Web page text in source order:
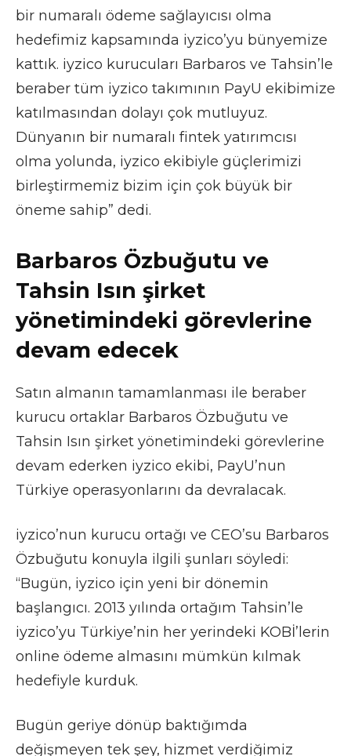
bir numaralı ödeme sağlayıcısı olma
hedefimiz kapsamında iyzico’yu bünyemize
kattık. iyzico kurucuları Barbaros ve Tahsin’le
beraber tüm iyzico takımının PayU ekibimize
katılmasından dolayı çok mutluyuz.
Dünyanın bir numaralı fintek yatırımcısı
olma yolunda, iyzico ekibiyle güçlerimizi
birleştirmemiz bizim için çok büyük bir
öneme sahip” dedi.
Barbaros Özbuğutu ve
Tahsin Isın şirket
yönetimindeki görevlerine
devam edecek
Satın almanın tamamlanması ile beraber
kurucu ortaklar Barbaros Özbuğutu ve
Tahsin Isın şirket yönetimindeki görevlerine
devam ederken iyzico ekibi, PayU’nun
Türkiye operasyonlarını da devralacak.
iyzico’nun kurucu ortağı ve CEO’su Barbaros
Özbuğutu konuyla ilgili şunları söyledi:
“Bugün, iyzico için yeni bir dönemin
başlangıcı. 2013 yılında ortağım Tahsin’le
iyzico’yu Türkiye’nin her yerindeki KOBİ’lerin
online ödeme almasını mümkün kılmak
hedefiyle kurduk.
Bugün geriye dönüp baktığımda
değişmeyen tek şey, hizmet verdiğimiz